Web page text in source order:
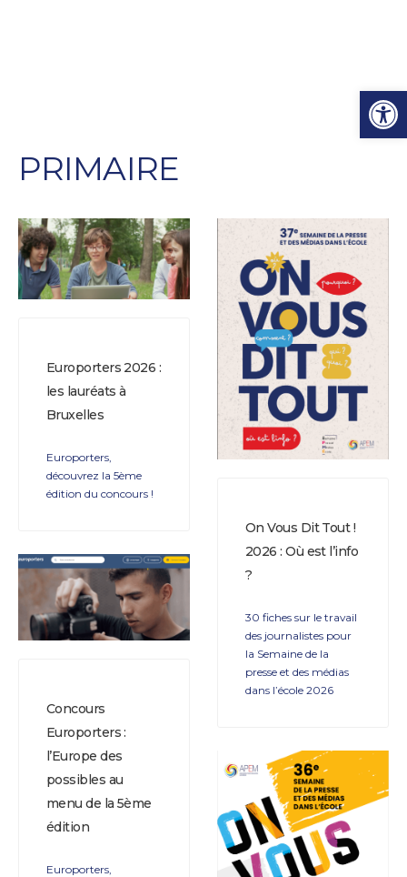
Ouvrir
PRIMAIRE
Europorters 2026 :
les lauréats à
Bruxelles
Europorters,
découvrez la 5ème
édition du concours !
On Vous Dit Tout !
2026 : Où est l’info
?
30 fiches sur le travail
des journalistes pour
la Semaine de la
presse et des médias
dans l’école 2026
Concours
Europorters :
l’Europe des
possibles au
menu de la 5ème
édition
Europorters,